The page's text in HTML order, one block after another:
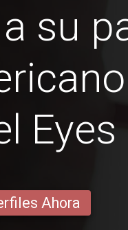
su
Eyes
Ahora